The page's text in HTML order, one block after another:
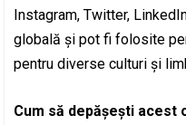
Instagram, Twitter,
globală și pot fi folosite
pentru diverse culturi și
Cum să depășești acest